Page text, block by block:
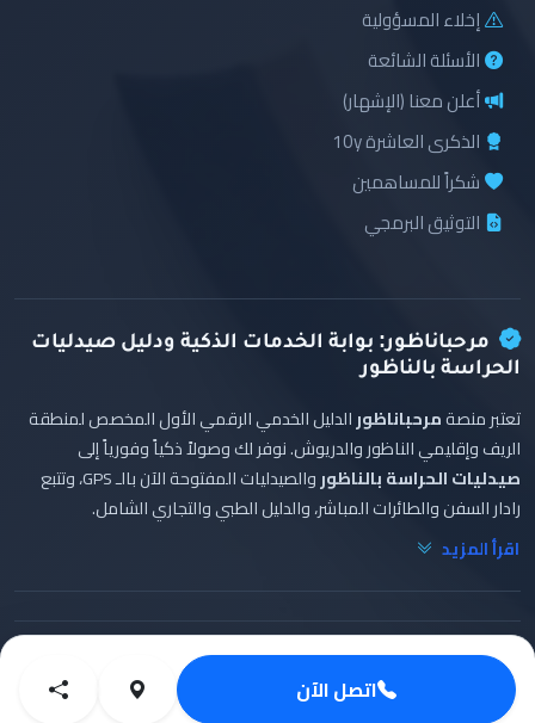
اتصل الآن
إخلاء المسؤولية
الأسئلة الشائعة
أعلن معنا (الإشهار)
الذكرى العاشرة 10y
شكراً للمساهمين
التوثيق البرمجي
مرحباناظور: بوابة الخدمات الذكية ودليل صيدليات
الحراسة بالناظور
تعتبر منصةمرحباناظورالدليل الخدمي الرقمي الأول المخصص لمنطقة
الريف وإقليمي الناظور والدريوش. نوفر لك وصولاً ذكياً وفورياً إلى
صيدليات الحراسة بالناظور
والصيدليات المفتوحة الآن بالـ GPS، وتتبع
رادار السفن والطائرات المباشر، والدليل الطبي والتجاري الشامل.
اقرأ المزيد
عبد الواحد البشيري
⭐ الداعم الرسمي: مفروشات البشيري بالناظور